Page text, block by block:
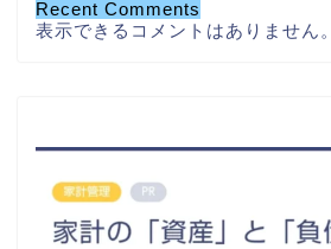
Recent Comments
表示できるコメントはありません。